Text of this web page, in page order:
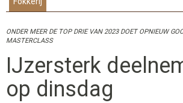
ONDER MEER DE TOP DRIE VAN 2023 DOET OPNIEUW
MASTERCLASS
IJzersterk
op dinsdag